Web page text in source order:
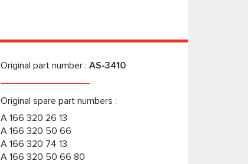
Original part number : AS-3410
Original spare part numbers :
A 166 320 26 13
A 166 320 50 66
A 166 320 74 13
A 166 320 50 66 80